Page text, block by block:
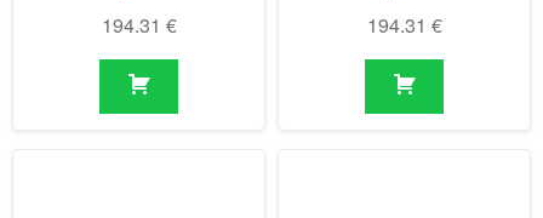
194.31 € 194.31 €